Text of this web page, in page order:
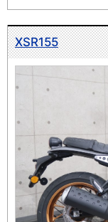
XSR155